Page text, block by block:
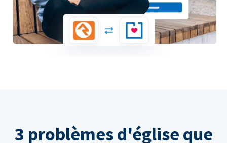
3 problèmes d'église que